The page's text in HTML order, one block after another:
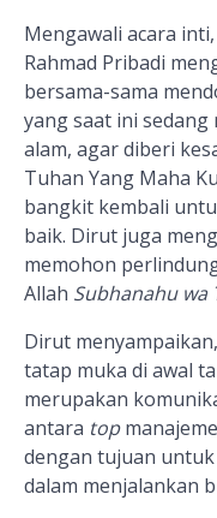
Mengawali acara
Rahmad Pribadi
bersama-sama
yang saat ini sedang
alam, agar diberi
Tuhan Yang Maha
bangkit kembali
baik. Dirut juga
memohon
Allah Subhanahu wa
Dirut
tatap muka di awal
merupakan
antara top
dengan tujuan
dalam menjalankan